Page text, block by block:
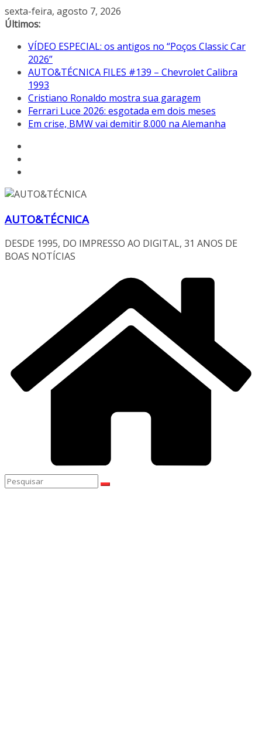
Pular
para
conteúdo
sexta-feira, agosto 7, 2026
Últimos:
VÍDEO ESPECIAL: os antigos no “Poços Classic Car
2026”
AUTO&TÉCNICA FILES #139 – Chevrolet Calibra
1993
Cristiano Ronaldo mostra sua garagem
Ferrari Luce 2026: esgotada em dois meses
Em crise, BMW vai demitir 8.000 na Alemanha
AUTO&TÉCNICA
DESDE 1995, DO IMPRESSO AO DIGITAL, 31 ANOS DE
BOAS NOTÍCIAS